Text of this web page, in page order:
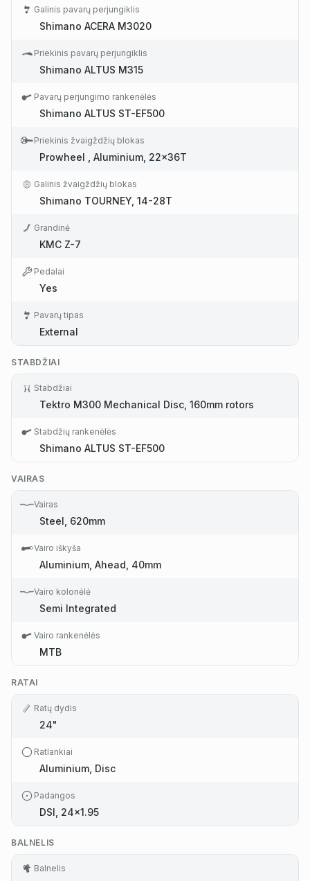
Galinis pavarų perjungiklis
Shimano ACERA M3020
Priekinis pavarų perjungiklis
Shimano ALTUS M315
Pavarų perjungimo rankenėlės
Shimano ALTUS ST-EF500
Priekinis žvaigždžių blokas
Prowheel , Aluminium, 22x36T
Galinis žvaigždžių blokas
Shimano TOURNEY, 14-28T
Grandinė
KMC Z-7
Pedalai
Yes
Pavarų tipas
External
STABDŽIAI
Stabdžiai
Tektro M300 Mechanical Disc, 160mm rotors
Stabdžių rankenėlės
Shimano ALTUS ST-EF500
VAIRAS
Vairas
Steel, 620mm
Vairo iškyša
Aluminium, Ahead, 40mm
Vairo kolonėlė
Semi Integrated
Vairo rankenėlės
MTB
RATAI
Ratų dydis
24"
Ratlankiai
Aluminium, Disc
Padangos
DSI, 24x1.95
BALNELIS
Balnelis